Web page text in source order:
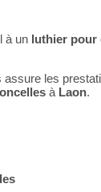
à un luthier pour
les
à Laon.